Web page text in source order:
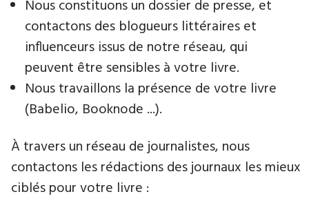
Nous constituons un dossier de presse, et
contactons des blogueurs littéraires et
influenceurs issus de notre réseau, qui
peuvent être sensibles à votre livre.
Nous travaillons la présence de votre livre
(Babelio, Booknode ...).
À travers un réseau de journalistes, nous
contactons les rédactions des journaux les mieux
ciblés pour votre livre :